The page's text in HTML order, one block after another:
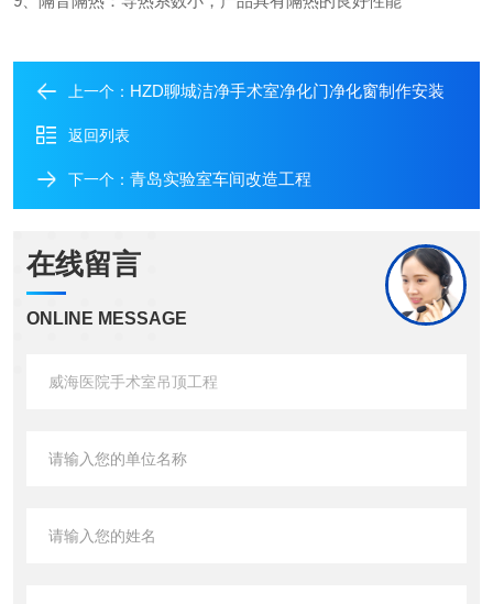
上一个： HZD聊城洁净手术室净化门净化窗制作安装
返回列表
下一个： 青岛实验室车间改造工程
在线留言
ONLINE MESSAGE